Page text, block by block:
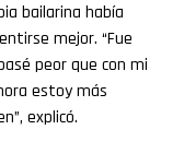
bailarina había
mejor. “Fue
peor que con mi
estoy más
explicó.